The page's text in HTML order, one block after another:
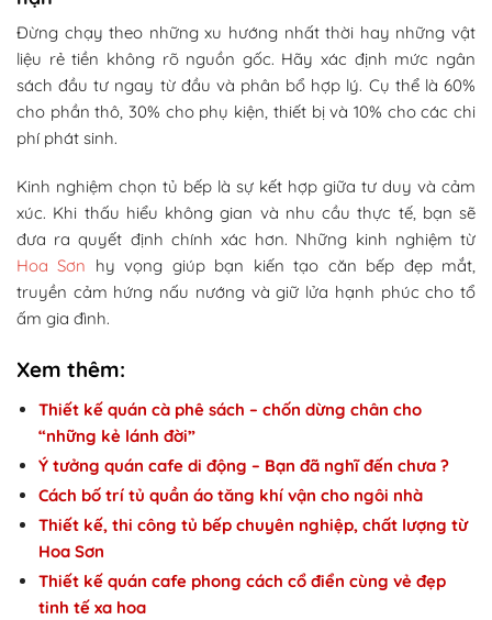
Đừng chạy theo những xu hướng nhất thời hay những vật
liệu rẻ tiền không rõ nguồn gốc. Hãy xác định mức ngân
sách đầu tư ngay từ đầu và phân bổ hợp lý. Cụ thể là 60%
cho phần thô, 30% cho phụ kiện, thiết bị và 10% cho các chi
phí phát sinh.
Kinh nghiệm chọn tủ bếp là sự kết hợp giữa tư duy và cảm
xúc. Khi thấu hiểu không gian và nhu cầu thực tế, bạn sẽ
đưa ra quyết định chính xác hơn. Những kinh nghiệm từ
Hoa Sơn hy vọng giúp bạn kiến tạo căn bếp đẹp mắt,
truyền cảm hứng nấu nướng và giữ lửa hạnh phúc cho tổ
ấm gia đình.
Xem thêm:
Thiết kế quán cà phê sách – chốn dừng chân cho
“những kẻ lánh đời”
Ý tưởng quán cafe di động – Bạn đã nghĩ đến chưa ?
Cách bố trí tủ quần áo tăng khí vận cho ngôi nhà
Thiết kế, thi công tủ bếp chuyên nghiệp, chất lượng từ
Hoa Sơn
Thiết kế quán cafe phong cách cổ điển cùng vẻ đẹp
tinh tế xa hoa